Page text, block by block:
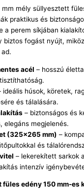
mm mély süllyesztett
praktikus és
a perem síkjában
biztos fogást nyújt,
acél – hosszú
ideális húsok, köretek,
és tálalására.
– biztonságos és
elegáns megjelenés.
(325×265 mm) –
és
– lekerekített sarkok
intenzív
füles edény 150 mm-es